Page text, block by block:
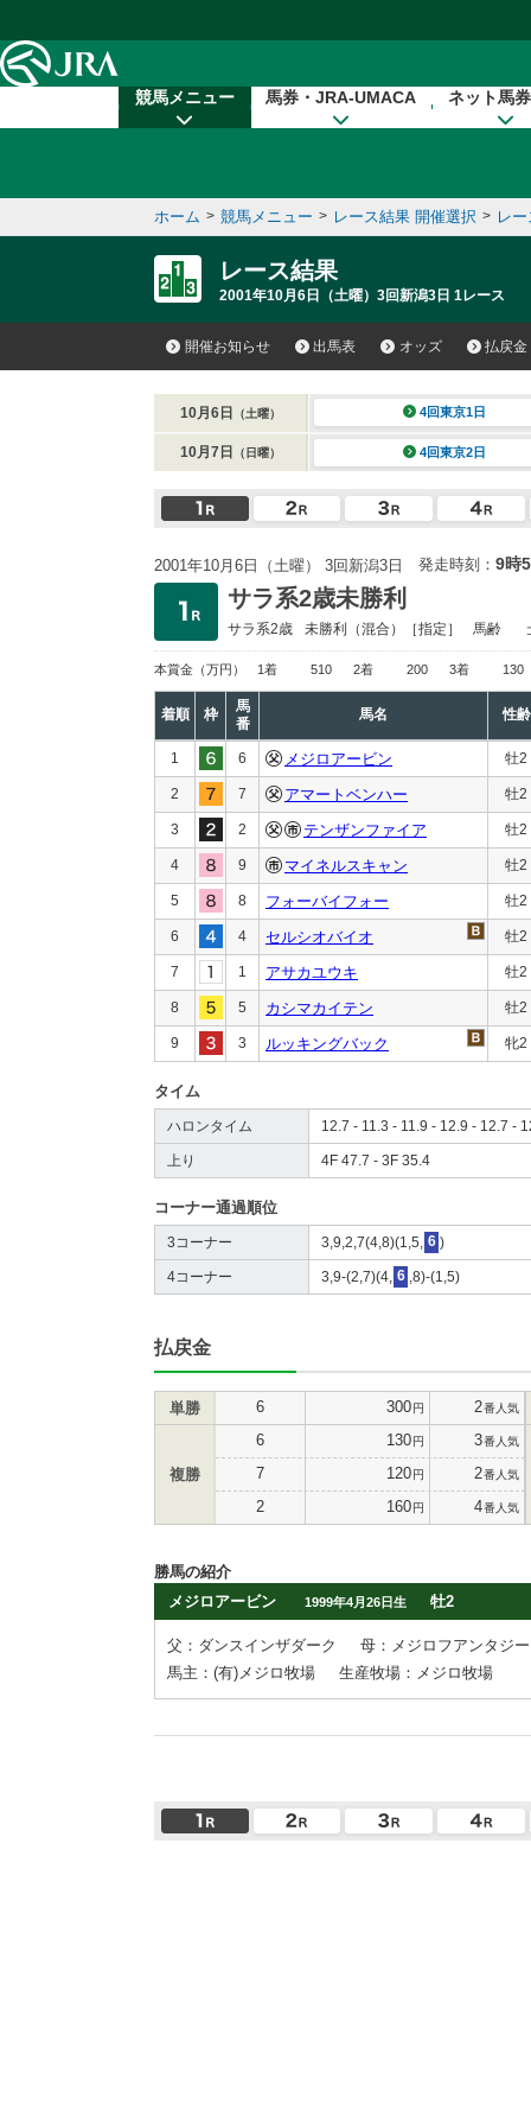
競馬メニュー 馬券・JRA-UMACA ネット馬
ホーム > 競馬メニュー > レース結果 開催選択 > レ
レース結果
2001年10月6日（土曜）3回新潟3日 1レース
開催お知らせ 出馬表 オッズ 払戻金
10月6日 （土曜） 4回東京1日
10月7日 （日曜） 4回東京2日
2001年10月6日（土曜） 3回新潟3日 発走時刻： 9時
サラ系2歳未勝利
サラ系2歳 未勝利 （混合）［指定］ 馬齢
本賞金 （万円） 1着 510 2着 200 3着 130
着順 枠
馬
番
馬名 性齢
1 6 メジロアービン 牡2
2 7 アマートベンハー 牡2
3 2 テンザンファイア 牡2
4 9 マイネルスキャン 牡2
5 8 フォーバイフォー 牡2
6 4 セルシオバイオ 牡2
7 1 アサカユウキ 牡2
8 5 カシマカイテン 牡2
9 3 ルッキングバック 牝2
タイム
ハロンタイム 12.7 - 11.3 - 11.9 - 12.9 - 12.7 -
上り 4F 47.7 - 3F 35.4
コーナー通過順位
3コーナー 3,9,2,7(4,8)(1,5, 6 )
4コーナー 3,9-(2,7)(4, 6 ,8)-(1,5)
払戻金
単勝 6 300円 2番人気
複勝
6 130円 3番人気
7 120円 2番人気
2 160円 4番人気
勝馬の紹介
メジロアービン
1999年4月26日生 牡2
父：ダンスインザダーク
母：メジロフアンタジー
馬主：(有)メジロ牧場
生産牧場：メジロ牧場